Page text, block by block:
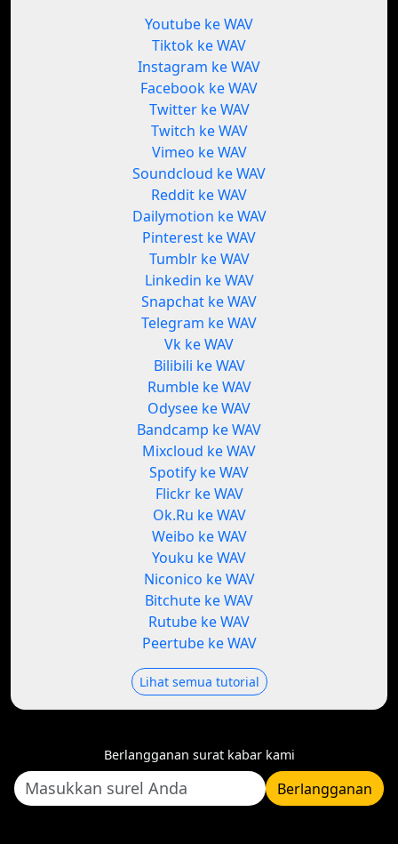
Youtube ke WAV
Tiktok ke WAV
Instagram ke WAV
Facebook ke WAV
Twitter ke WAV
Twitch ke WAV
Vimeo ke WAV
Soundcloud ke WAV
Reddit ke WAV
Dailymotion ke WAV
Pinterest ke WAV
Tumblr ke WAV
Linkedin ke WAV
Snapchat ke WAV
Telegram ke WAV
Vk ke WAV
Bilibili ke WAV
Rumble ke WAV
Odysee ke WAV
Bandcamp ke WAV
Mixcloud ke WAV
Spotify ke WAV
Flickr ke WAV
Ok.Ru ke WAV
Weibo ke WAV
Youku ke WAV
Niconico ke WAV
Bitchute ke WAV
Rutube ke WAV
Peertube ke WAV
Lihat semua tutorial
Berlangganan surat kabar kami
Berlangganan